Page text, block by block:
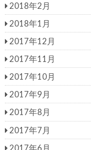
2018年2月
2018年1月
2017年12月
2017年11月
2017年10月
2017年9月
2017年8月
2017年7月
2017年6月